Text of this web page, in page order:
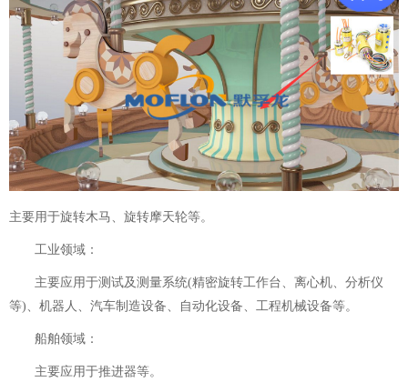
主要用于旋转木马、旋转摩天轮等。
工业领域：
主要应用于测试及测量系统(精密旋转工作台、离心机、分析仪
等)、机器人、汽车制造设备、自动化设备、工程机械设备等。
船舶领域：
主要应用于推进器等。